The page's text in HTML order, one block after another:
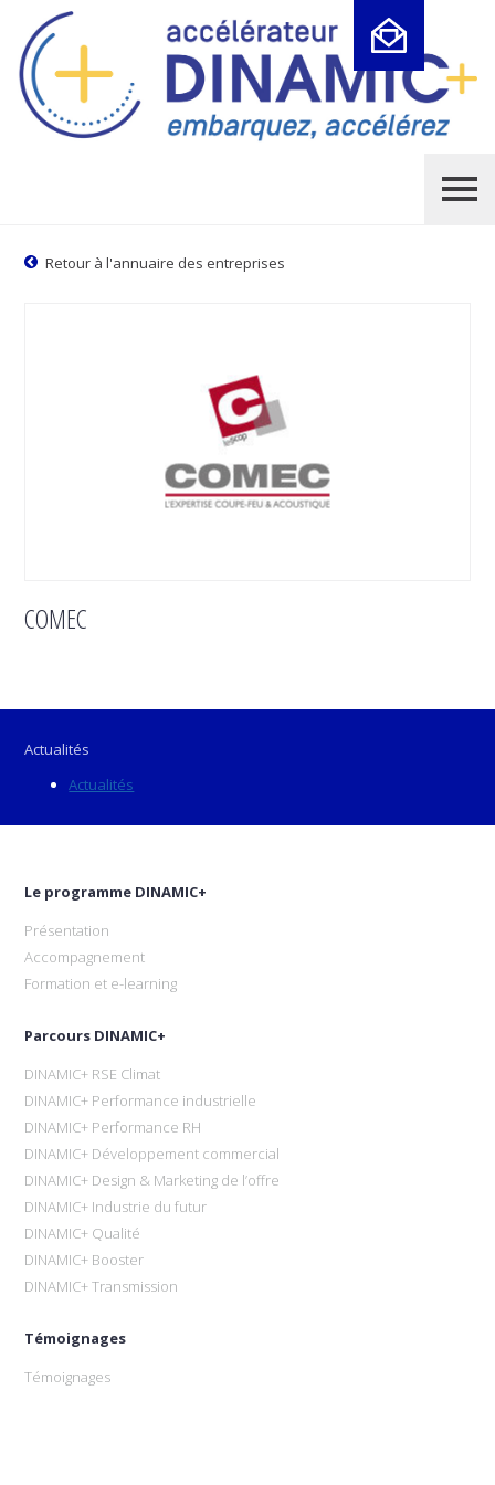
Retour à l'annuaire des entreprises
COMEC
Actualités
Actualités
Le programme DINAMIC+
Présentation
Accompagnement
Formation et e-learning
Parcours DINAMIC+
DINAMIC+ RSE Climat
DINAMIC+ Performance industrielle
DINAMIC+ Performance RH
DINAMIC+ Développement commercial
DINAMIC+ Design & Marketing de l’offre
DINAMIC+ Industrie du futur
DINAMIC+ Qualité
DINAMIC+ Booster
DINAMIC+ Transmission
Témoignages
Témoignages
Cookies management panel